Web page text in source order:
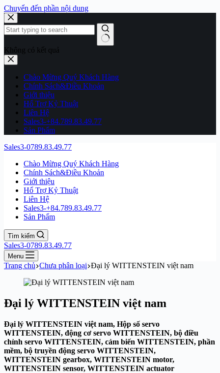
Chuyển đến phần nội dung
Không có kết quả
Chào Mừng Quý Khách Hàng
Chính Sách&Điều Khoản
Giới thiệu
Hổ Trợ Kỷ Thuật
Liên Hệ
Sales3-+84.789.83.49.77
Sản Phẩm
Sales3-0789.83.49.77
Chào Mừng Quý Khách Hàng
Chính Sách&Điều Khoản
Giới thiệu
Hổ Trợ Kỷ Thuật
Liên Hệ
Sales3-+84.789.83.49.77
Sản Phẩm
Tìm kiếm
Sales3-0789.83.49.77
Menu
Trang chủ Chưa phân loại Đại lý WITTENSTEIN việt nam
Đại lý WITTENSTEIN việt nam
Đại lý WITTENSTEIN việt nam, Hộp số servo
WITTENSTEIN, động cơ servo WITTENSTEIN, bộ điều
chỉnh servo WITTENSTEIN, cảm biến WITTENSTEIN, phần
mềm, bộ truyền động servo WITTENSTEIN,
WITTENSTEIN gearbox, WITTENSTEIN motor,
WITTENSTEIN sensor, WITTENSTEIN actuator